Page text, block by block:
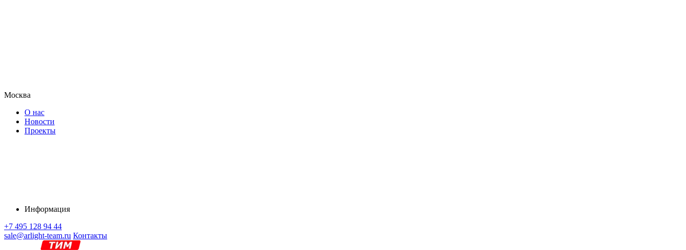
Москва
О нас
Новости
Проекты
Информация
+7 495 128 94 44
sale@arlight-team.ru Контакты